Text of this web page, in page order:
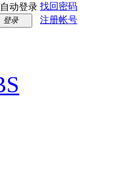
自动登录 找回密码
登录 注册帐号